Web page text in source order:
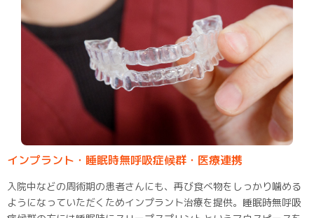
インプラント・睡眠時無呼吸症候群・医療連携
入院中などの周術期の患者さんにも、再び食べ物をしっかり噛める
ようになっていただくためインプラント治療を提供。睡眠時無呼吸